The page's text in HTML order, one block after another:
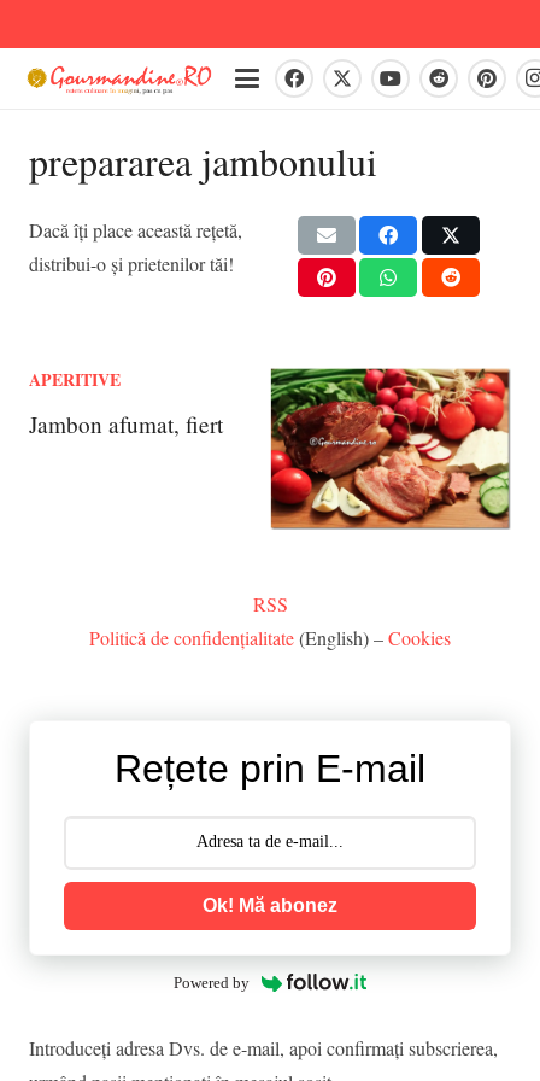
prepararea jambonului
Dacă îți place această rețetă,
distribui-o și prietenilor tăi!
APERITIVE
Jambon afumat, fiert
RSS
Politică de confidențialitate(English) –Cookies
Rețete prin E-mail
Ok! Mă abonez
Powered by
Introduceţi adresa Dvs. de e-mail, apoi confirmaţi subscrierea,